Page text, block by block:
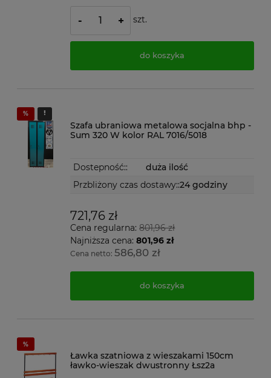
- + szt.
do koszyka
Szafa ubraniowa metalowa socjalna bhp -
Sum 320 W kolor RAL 7016/5018
Dostepność::
duża ilość
Przbliżony czas dostawy::24 godziny
721,76 zł
Cena regularna:801,96 zł
Najniższa cena:801,96 zł
Cena netto:586,80 zł
do koszyka
Ławka szatniowa z wieszakami 150cm
ławko-wieszak dwustronny Łsz2a